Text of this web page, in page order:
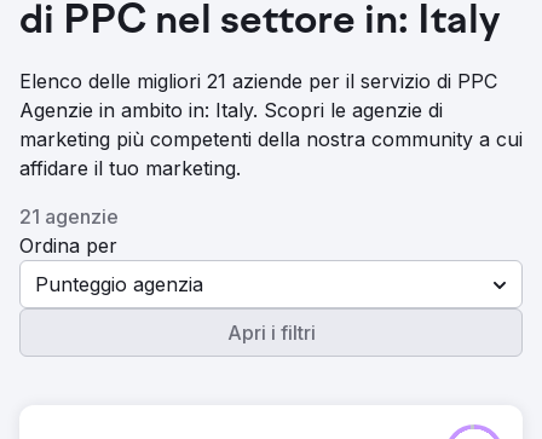
di PPC nel settore in: Italy
Elenco delle migliori 21 aziende per il servizio di PPC
Agenzie in ambito in: Italy. Scopri le agenzie di
marketing più competenti della nostra community a cui
affidare il tuo marketing.
21 agenzie
Ordina per
Punteggio agenzia
Apri i filtri